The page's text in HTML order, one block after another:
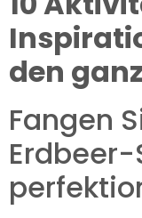
den
Fangen
Erdbeer-